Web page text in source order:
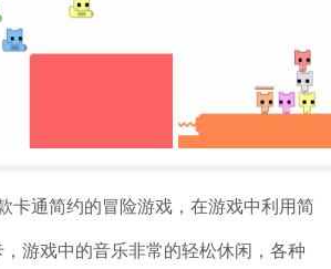
卡通简约的冒险游戏，在游戏中利用简
游戏中的音乐非常的轻松休闲，各种